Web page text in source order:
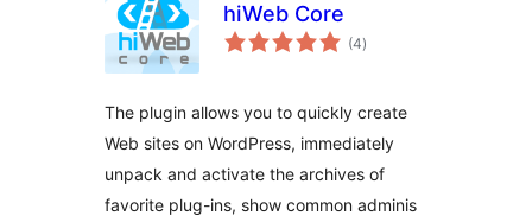
hiWeb Core
(4общо
оценки
)
The plugin allows you to quickly create
Web sites on WordPress, immediately
unpack and activate the archives of
favorite plug-ins, show common adminis